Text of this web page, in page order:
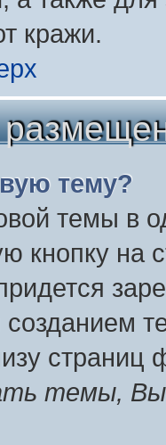
кражи.
тему?
темы в
кнопку
темы,